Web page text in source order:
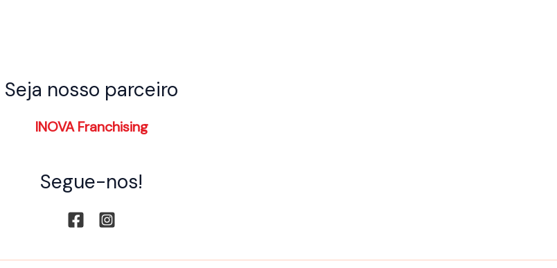
Seja nosso parceiro
INOVA Franchising
Segue-nos!